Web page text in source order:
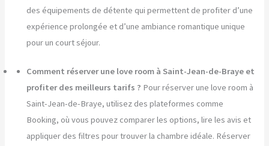
des équipements de détente qui permettent de profiter d’une
expérience prolongée et d’une ambiance romantique unique
pour un court séjour.
Comment réserver une love room à Saint-Jean-de-Braye et
profiter des meilleurs tarifs ? Pour réserver une love room à
Saint-Jean-de-Braye, utilisez des plateformes comme
Booking, où vous pouvez comparer les options, lire les avis et
appliquer des filtres pour trouver la chambre idéale. Réserver